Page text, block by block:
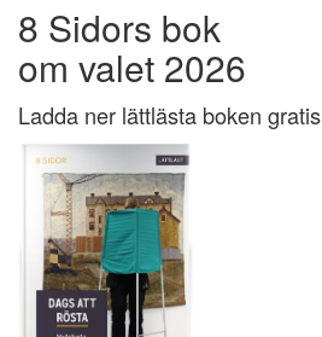
8 Sidors bok
om valet 2026
Ladda ner lättlästa boken gratis